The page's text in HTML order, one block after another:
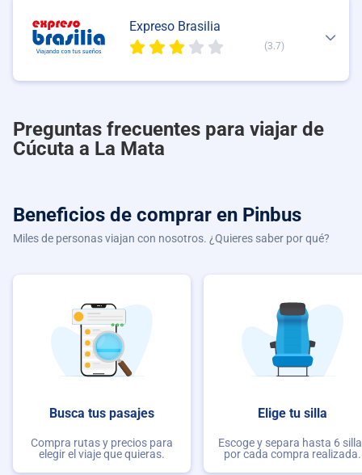
Expreso Brasilia
(3.7)
Preguntas frecuentes para viajar de
Cúcuta a La Mata
Beneficios de comprar en Pinbus
Miles de personas viajan con nosotros. ¿Quieres saber por qué?
Busca tus pasajes
Compra rutas y precios para
elegir el viaje que quieras.
Elige tu silla
Escoge y separa hasta 6
por cada compra realizada.